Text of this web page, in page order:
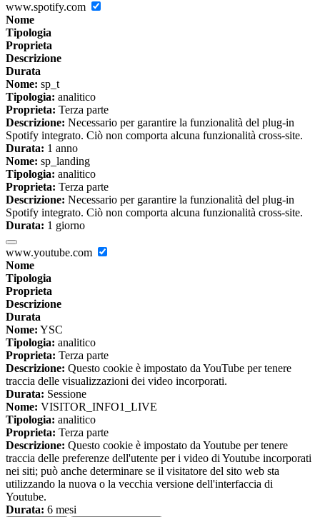
www.spotify.com
Nome
Tipologia
Proprieta
Descrizione
Durata
Nome: sp_t
Tipologia: analitico
Proprieta: Terza parte
Descrizione: Necessario per garantire la funzionalità del plug-in
Spotify integrato. Ciò non comporta alcuna funzionalità cross-site.
Durata: 1 anno
Nome: sp_landing
Tipologia: analitico
Proprieta: Terza parte
Descrizione: Necessario per garantire la funzionalità del plug-in
Spotify integrato. Ciò non comporta alcuna funzionalità cross-site.
Durata: 1 giorno
www.youtube.com
Nome
Tipologia
Proprieta
Descrizione
Durata
Nome: YSC
Tipologia: analitico
Proprieta: Terza parte
Descrizione: Questo cookie è impostato da YouTube per tenere
traccia delle visualizzazioni dei video incorporati.
Durata: Sessione
Nome: VISITOR_INFO1_LIVE
Tipologia: analitico
Proprieta: Terza parte
Descrizione: Questo cookie è impostato da Youtube per tenere
traccia delle preferenze dell'utente per i video di Youtube incorporati
nei siti; può anche determinare se il visitatore del sito web sta
utilizzando la nuova o la vecchia versione dell'interfaccia di
Youtube.
Durata: 6 mesi